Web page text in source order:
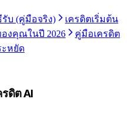
รับ (คู่มือจริง)
เครดิตเริ่มต้น
องคุณในปี 2026
คู่มือเครดิต
ะหยัด
ดิต AI